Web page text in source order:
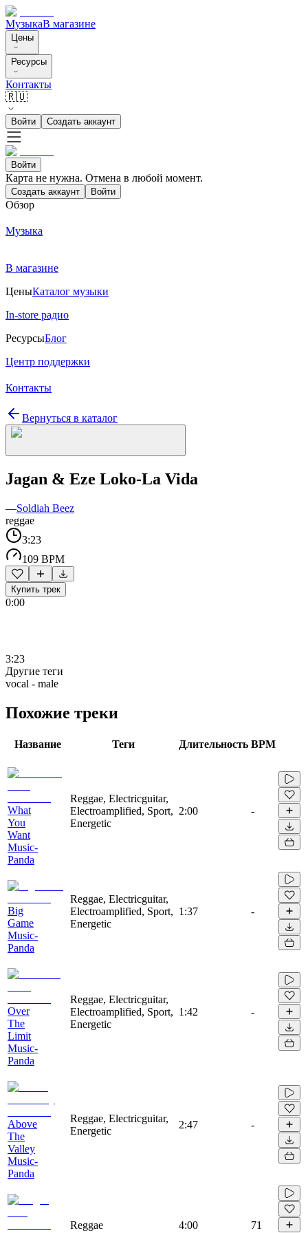
МузыкаВ магазине
Цены
Ресурсы
Контакты
🇷🇺
Войти Создать аккаунт
Войти
Карта не нужна. Отмена в любой момент.
Создать аккаунт Войти
Обзор
Музыка
В магазине
ЦеныКаталог музыки
In-store радио
РесурсыБлог
Центр поддержки
Контакты
Вернуться в каталог
Jagan & Eze Loko-La Vida
—Soldiah Beez
reggae
3:23
109 BPM
Купить трек
0:00
3:23
Другие теги
vocal - male
Похожие треки
Название Теги Длительность BPM
What
You
Want
Music-
Panda
Reggae, Electricguitar,
Electroamplified, Sport,
Energetic
2:00 -
Big
Game
Music-
Panda
Reggae, Electricguitar,
Electroamplified, Sport,
Energetic
1:37 -
Over
The
Limit
Music-
Panda
Reggae, Electricguitar,
Electroamplified, Sport,
Energetic
1:42 -
Above
The
Valley
Music-
Panda
Reggae, Electricguitar,
Energetic
2:47 -
Reggae 4:00 71